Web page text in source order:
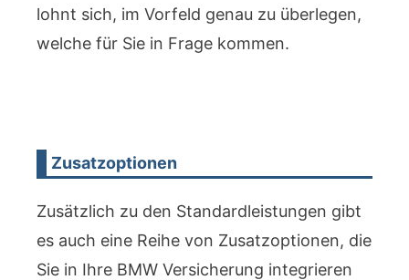
lohnt sich, im Vorfeld genau zu überlegen,
welche für Sie in Frage kommen.
Zusatzoptionen
Zusätzlich zu den Standardleistungen gibt
es auch eine Reihe von Zusatzoptionen, die
Sie in Ihre BMW Versicherung integrieren